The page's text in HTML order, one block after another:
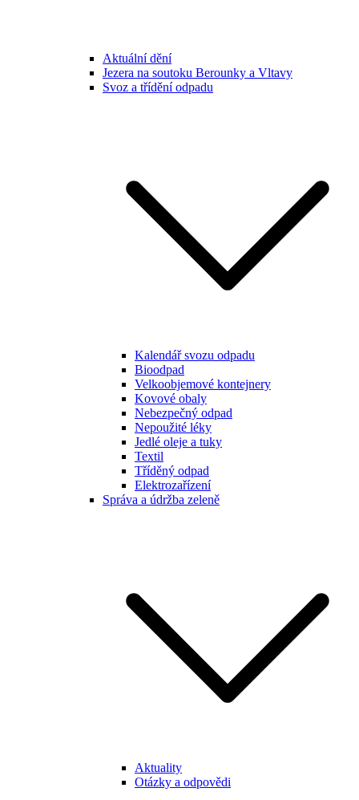
Aktuální dění
Jezera na soutoku Berounky a Vltavy
Svoz a třídění odpadu
Kalendář svozu odpadu
Bioodpad
Velkoobjemové kontejnery
Kovové obaly
Nebezpečný odpad
Nepoužité léky
Jedlé oleje a tuky
Textil
Tříděný odpad
Elektrozařízení
Správa a údržba zeleně
Aktuality
Otázky a odpovědi